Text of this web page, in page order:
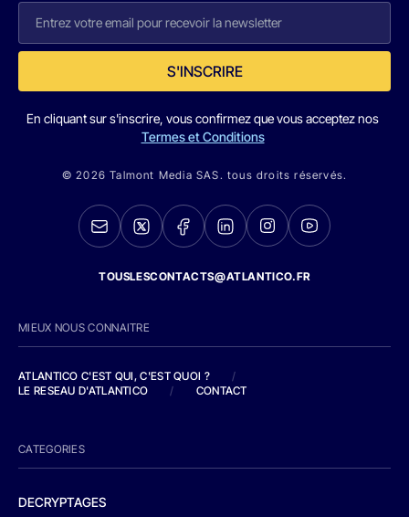
S'INSCRIRE
En cliquant sur s'inscrire, vous confirmez que vous acceptez nos
Termes et Conditions
© 2026 Talmont Media SAS. tous droits réservés.
TOUSLESCONTACTS@ATLANTICO.FR
MIEUX NOUS CONNAITRE
ATLANTICO C'EST QUI, C'EST QUOI ?
/
LE RESEAU D'ATLANTICO
/ CONTACT
CATEGORIES
DECRYPTAGES